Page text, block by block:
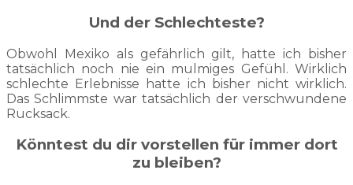
Und der Schlechteste?
Obwohl Mexiko als gefährlich gilt, hatte ich bisher
tatsächlich noch nie ein mulmiges Gefühl. Wirklich
schlechte Erlebnisse hatte ich bisher nicht wirklich.
Das Schlimmste war tatsächlich der verschwundene
Rucksack.
Könntest du dir vorstellen für immer dort
zu bleiben?